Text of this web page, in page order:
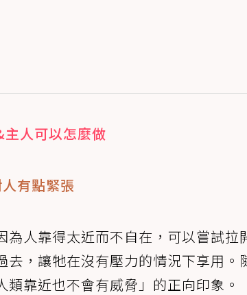
人可以怎麼做
有點緊張
為人靠得太近而不自在，可以嘗試
去，讓牠在沒有壓力的情況下享用
類靠近也不會有威脅」的正向印象。